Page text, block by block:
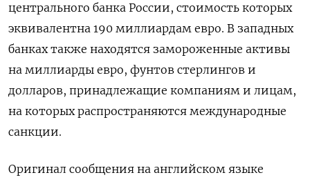
центрального банка России, стоимость которых
эквивалентна 190 миллиардам евро. В западных
банках также находятся замороженные активы
на миллиарды евро, фунтов стерлингов и
долларов, принадлежащие компаниям и лицам,
на которых распространяются международные
санкции.
Оригинал сообщения на английском языке